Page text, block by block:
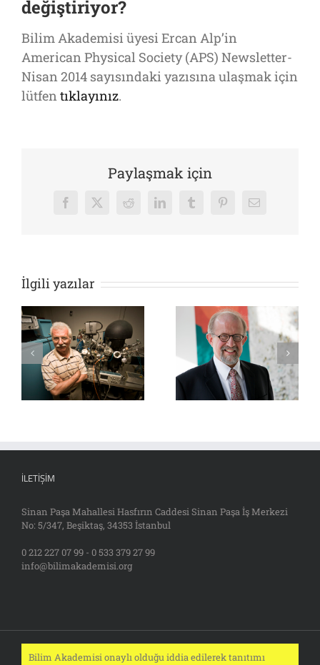
değiştiriyor?
Bilim Akademisi üyesi Ercan Alp’in
American Physical Society (APS) Newsletter-
Nisan 2014 sayısındaki yazısına ulaşmak için
lütfen tıklayınız.
Paylaşmak için
Facebook
X Reddit LinkedInTumblrPinterest
E-
İlgili yazılar
İLETIŞIM
Sinan Paşa Mahallesi Hasfırın Caddesi Sinan Paşa İş Merkezi
No: 5/347, Beşiktaş, 34353 İstanbul
0 212 227 07 99 - 0 533 379 27 99
info@bilimakademisi.org
Bilim Akademisi onaylı olduğu iddia edilerek tanıtımı